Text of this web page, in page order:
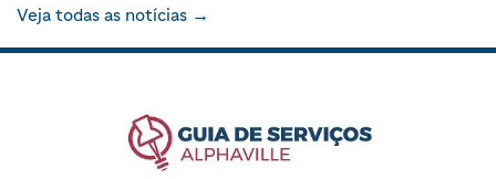
Veja todas as notícias →